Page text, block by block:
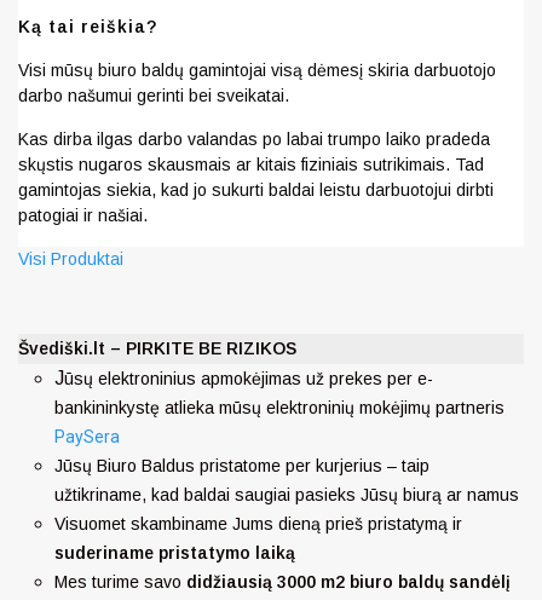
Ką tai reiškia?
Visi mūsų biuro baldų gamintojai visą dėmesį skiria darbuotojo
darbo našumui gerinti bei sveikatai.
Kas dirba ilgas darbo valandas po labai trumpo laiko pradeda
skųstis nugaros skausmais ar kitais fiziniais sutrikimais. Tad
gamintojas siekia, kad jo sukurti baldai leistu darbuotojui dirbti
patogiai ir našiai.
Visi Produktai
Švediški.lt – PIRKITE BE RIZIKOS
Jūsų elektroninius apmokėjimas už prekes per e-
bankininkystę atlieka mūsų elektroninių mokėjimų partneris
PaySera
Jūsų Biuro Baldus pristatome per kurjerius – taip
užtikriname, kad baldai saugiai pasieks Jūsų biurą ar namus
Visuomet skambiname Jums dieną prieš pristatymą ir
suderiname pristatymo laiką
Mes turime savo didžiausią 3000 m2 biuro baldų sandėlį